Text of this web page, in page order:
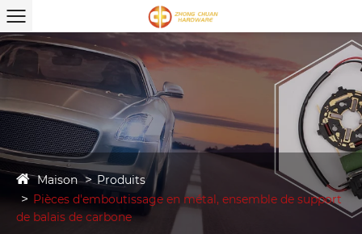
Maison
Produits
Pièces d'emboutissage en métal, ensemble de support
de balais de carbone